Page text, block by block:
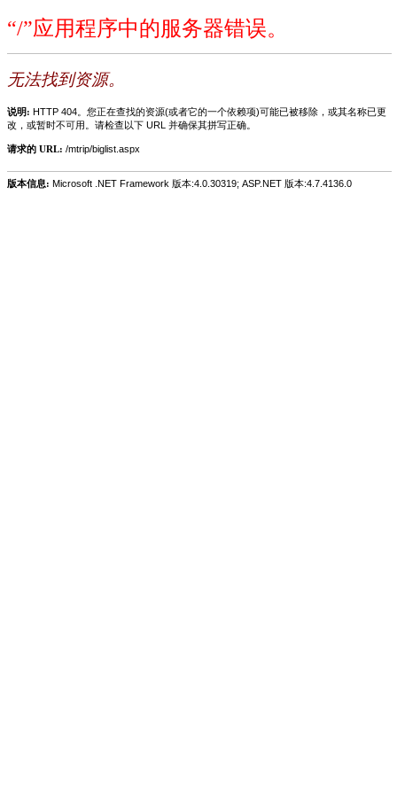
“/”应用程序中的服务器错误。
无法找到资源。
说明: HTTP 404。您正在查找的资源(或者它的一个依赖项)可能已被移除，或其名称已更
改，或暂时不可用。请检查以下 URL 并确保其拼写正确。
请求的 URL: /mtrip/biglist.aspx
版本信息: Microsoft .NET Framework 版本:4.0.30319; ASP.NET 版本:4.7.4136.0